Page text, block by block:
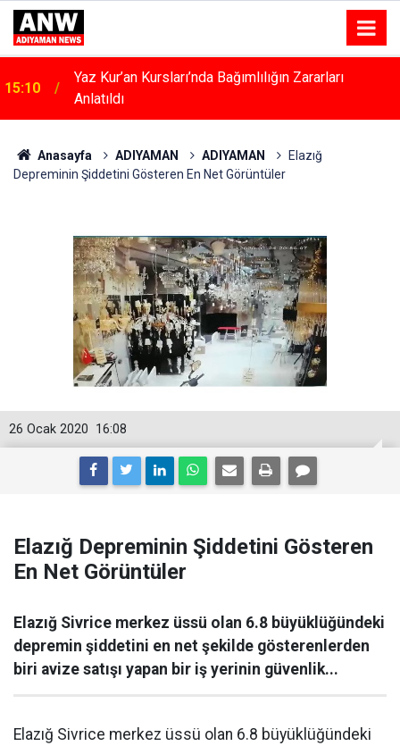
15:10
Yaz Kur’an Kursları’nda Bağımlılığın Zararları
Anlatıldı
15:04
Kahta’da Kadınlara Özel Yaşam Ve Yüzme Merkezi
Yükseliyor
Anasayfa ADIYAMAN ADIYAMAN
Elazığ
Depreminin Şiddetini Gösteren En Net Görüntüler
16:08
26 Ocak 2020
Elazığ Depreminin Şiddetini Gösteren
En Net Görüntüler
Elazığ Sivrice merkez üssü olan 6.8 büyüklüğündeki
depremin şiddetini en net şekilde gösterenlerden
biri avize satışı yapan bir iş yerinin güvenlik...
Elazığ Sivrice merkez üssü olan 6.8 büyüklüğündeki